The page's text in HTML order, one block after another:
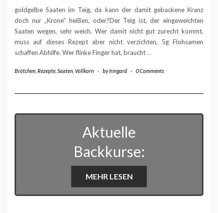
goldgelbe Saaten im Teig, da kann der damit gebackene Kranz
doch nur „Krone“ heißen, oder?Der Teig ist, der eingeweichten
Saaten wegen, sehr weich. Wer damit nicht gut zurecht kommt,
muss auf dieses Rezept aber nicht verzichten, 5g Flohsamen
schaffen Abhilfe. Wer flinke Finger hat, braucht …
Brötchen Rezepte Saaten Vollkorn - byIrmgard - 0 Comments
Aktuelle
Backkurse:
MEHR LESEN